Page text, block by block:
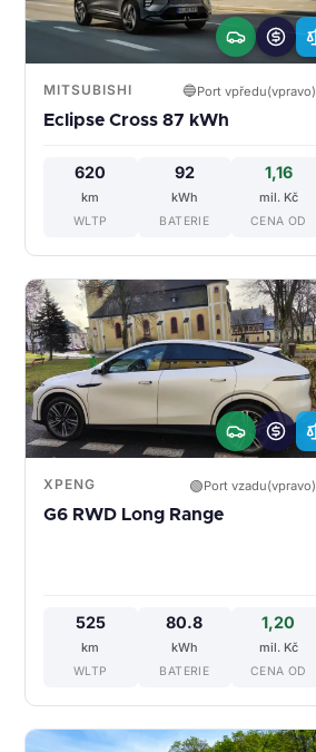
MITSUBISHI 🔵Port vpředu(vpravo)
Eclipse Cross 87 kWh
620
km
WLTP
92
kWh
BATERIE
1,16
mil. Kč
CENA OD
XPENG 🟢Port vzadu(vpravo)
G6 RWD Long Range
525
km
WLTP
80.8
kWh
BATERIE
1,20
mil. Kč
CENA OD